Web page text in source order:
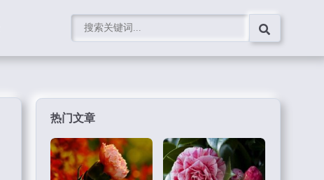
热门文章